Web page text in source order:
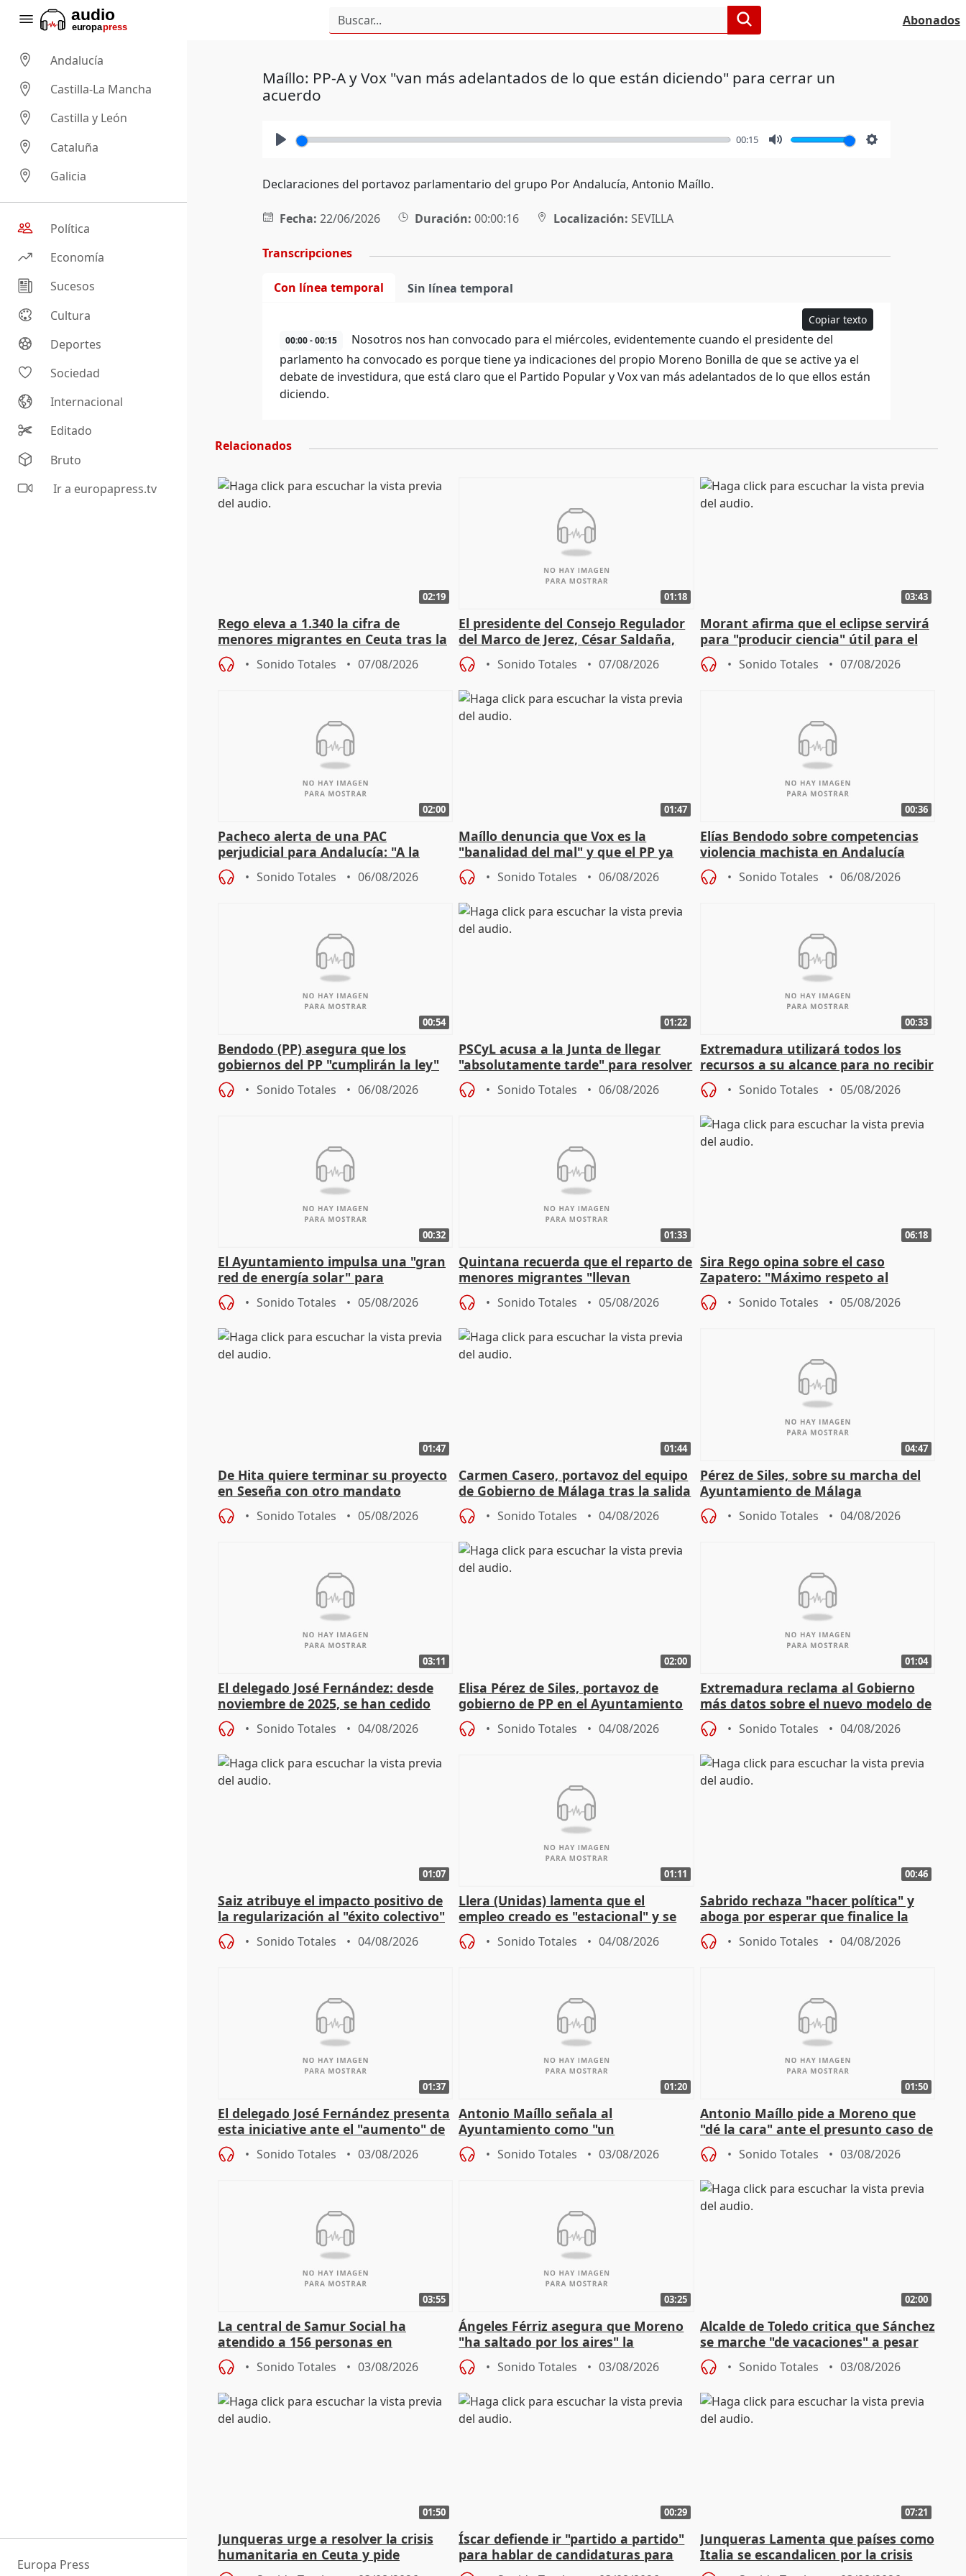
Abonados
Andalucía
Castilla-La Mancha
Castilla y León
Cataluña
Galicia
Política
Economía
Sucesos
Cultura
Deportes
Sociedad
Internacional
Editado
Bruto
Ir a europapress.tv
Europa Press
Maíllo: PP-A y Vox "van más adelantados de lo que están diciendo" para cerrar un
acuerdo
00:15
Declaraciones del portavoz parlamentario del grupo Por Andalucía, Antonio Maíllo.
Fecha: 22/06/2026 Duración: 00:00:16 Localización: SEVILLA
Transcripciones
Con línea temporal Sin línea temporal
Copiar texto
00:00 - 00:15
Nosotros nos han convocado para el miércoles, evidentemente cuando el presidente del
parlamento ha convocado es porque tiene ya indicaciones del propio Moreno Bonilla de que se active ya el
debate de investidura, que está claro que el Partido Popular y Vox van más adelantados de lo que ellos están
diciendo.
Relacionados
02:19
Rego eleva a 1.340 la cifra de
menores migrantes en Ceuta tras la
entrada masiva
Sonido Totales 07/08/2026
01:18
El presidente del Consejo Regulador
del Marco de Jerez, César Saldaña,
sobre exportaciones
Sonido Totales 07/08/2026
03:43
Morant afirma que el eclipse servirá
para "producir ciencia" útil para el
resto del mundo
Sonido Totales 07/08/2026
02:00
Pacheco alerta de una PAC
perjudicial para Andalucía: "A la
agricultura hay que protegerla"
Sonido Totales 06/08/2026
01:47
Maíllo denuncia que Vox es la
"banalidad del mal" y que el PP ya
asume todas sus tesis
Sonido Totales 06/08/2026
00:36
Elías Bendodo sobre competencias
violencia machista en Andalucía
Sonido Totales 06/08/2026
00:54
Bendodo (PP) asegura que los
gobiernos del PP "cumplirán la ley"
sobre los menores migrantes
Sonido Totales 06/08/2026
01:22
PSCyL acusa a la Junta de llegar
"absolutamente tarde" para resolver
problemas como Newcastle
Sonido Totales 06/08/2026
00:33
Extremadura utilizará todos los
recursos a su alcance para no recibir
más menores migrantes
Sonido Totales 05/08/2026
00:32
El Ayuntamiento impulsa una "gran
red de energía solar" para
autoconsumo
Sonido Totales 05/08/2026
01:33
Quintana recuerda que el reparto de
menores migrantes "llevan
aportación del Gobierno" central
Sonido Totales 05/08/2026
06:18
Sira Rego opina sobre el caso
Zapatero: "Máximo respeto al
proceso judicial"
Sonido Totales 05/08/2026
01:47
De Hita quiere terminar su proyecto
en Seseña con otro mandato
Sonido Totales 05/08/2026
01:44
Carmen Casero, portavoz del equipo
de Gobierno de Málaga tras la salida
de Pérez de Siles
Sonido Totales 04/08/2026
04:47
Pérez de Siles, sobre su marcha del
Ayuntamiento de Málaga
Sonido Totales 04/08/2026
03:11
El delegado José Fernández: desde
noviembre de 2025, se han cedido
9.810 ayudas por nacimiento
Sonido Totales 04/08/2026
02:00
Elisa Pérez de Siles, portavoz de
gobierno de PP en el Ayuntamiento
de Málaga, deja la política
Sonido Totales 04/08/2026
01:04
Extremadura reclama al Gobierno
más datos sobre el nuevo modelo de
financiación
Sonido Totales 04/08/2026
01:07
Saiz atribuye el impacto positivo de
la regularización al "éxito colectivo"
del Gobierno
Sonido Totales 04/08/2026
01:11
Llera (Unidas) lamenta que el
empleo creado es "estacional" y se
"esfumará" al acabar el verano
Sonido Totales 04/08/2026
00:46
Sabrido rechaza "hacer política" y
aboga por esperar que finalice la
investigación del incendio
Sonido Totales 04/08/2026
01:37
El delegado José Fernández presenta
esta iniciative ante el "aumento" de
personas sin hogar en Madri
Sonido Totales 03/08/2026
01:20
Antonio Maíllo señala al
Ayuntamiento como "un
especulador más" sobre viviendas de
Jiménez Becerril
Sonido Totales 03/08/2026
01:50
Antonio Maíllo pide a Moreno que
"dé la cara" ante el presunto caso de
acoso del CEO de ADM
Sonido Totales 03/08/2026
03:55
La central de Samur Social ha
atendido a 156 personas en
situación de calle durante Campaña
de CalorSonido Totales 03/08/2026
03:25
Ángeles Férriz asegura que Moreno
"ha saltado por los aires" la
negociación tras acuerdo con SMA
Sonido Totales 03/08/2026
02:00
Alcalde de Toledo critica que Sánchez
se marche "de vacaciones" a pesar
de la crisis migratoria
Sonido Totales 03/08/2026
01:50
Junqueras urge a resolver la crisis
humanitaria en Ceuta y pide
responsabilidad a la UE
00:29
Íscar defiende ir "partido a partido"
para hablar de candidaturas para
2027
07:21
Junqueras Lamenta que países como
Italia se escandalicen por la crisis
migratoria